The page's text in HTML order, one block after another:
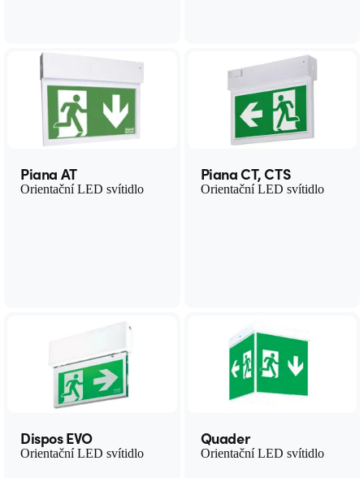
Piana AT
Orientační LED svítidlo
Piana CT, CTS
Orientační LED svítidlo
Dispos EVO
Orientační LED svítidlo
Quader
Orientační LED svítidlo